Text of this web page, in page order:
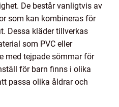
De består vanligtvis av
som kan kombineras för
Dessa kläder tillverkas
som PVC eller
med tejpade sömmar för
för barn finns i olika
passa olika åldrar och